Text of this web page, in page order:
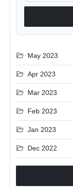
folder_open May 2023
folder_open Apr 2023
folder_open Mar 2023
folder_open Feb 2023
folder_open Jan 2023
folder_open Dec 2022